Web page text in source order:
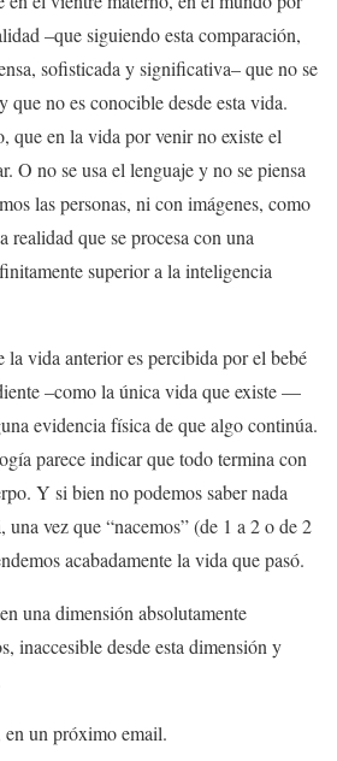
–que siguiendo esta comparación,
sofisticada y significativa– que no se
que no es conocible desde esta vida.
que en la vida por venir no existe el
O no se usa el lenguaje y no se piensa
las personas, ni con imágenes, como
realidad que se procesa con una
superior a la inteligencia
la vida anterior es percibida por el bebé
–como la única vida que existe —
evidencia física de que algo continúa.
parece indicar que todo termina con
Y si bien no podemos saber nada
una vez que “nacemos” (de 1 a 2 o de 2
acabadamente la vida que pasó.
una dimensión absolutamente
inaccesible desde esta dimensión y
un próximo email.